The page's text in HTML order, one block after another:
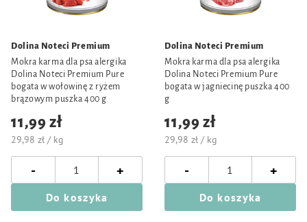
Dolina Noteci Premium
Mokra karma dla psa alergika
Dolina Noteci Premium Pure
bogata w wołowinę z ryżem
brązowym puszka 400 g
11,99 zł
29,98 zł / kg
- +
Do koszyka
Dolina Noteci Premium
Mokra karma dla psa alergika
Dolina Noteci Premium Pure
bogata w jagniecinę puszka 400
g
11,99 zł
29,98 zł / kg
- +
Do koszyka